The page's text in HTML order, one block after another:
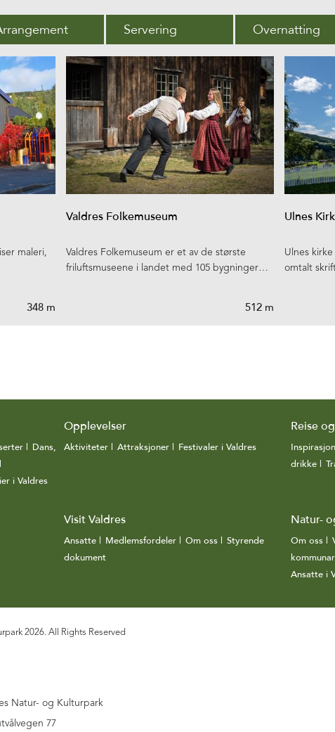
Servering Overnatting
maleri,
348 m
Valdres Folkemuseum
Valdres Folkemuseum er et av de største
friluftsmuseene i landet med 105 bygninger…
512 m
Ulnes
Ulnes
omtalt
| Dans,
|
i Valdres
Opplevelser
Aktiviteter | Attraksjoner | Festivaler i Valdres
Reise
Inspirasjon
drikke |
Visit Valdres
Ansatte | Medlemsfordeler | Om oss | Styrende
dokument
Natur-
Om oss |
kommunar
Ansatte i
Natur- og Kulturpark
77
2026. All Rights Reserved